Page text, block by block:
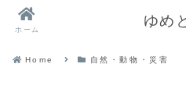
Home 自然・動物・災害
ホーム ゆめ